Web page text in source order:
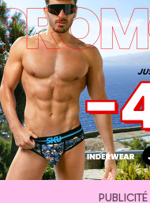
PUBLICITÉ